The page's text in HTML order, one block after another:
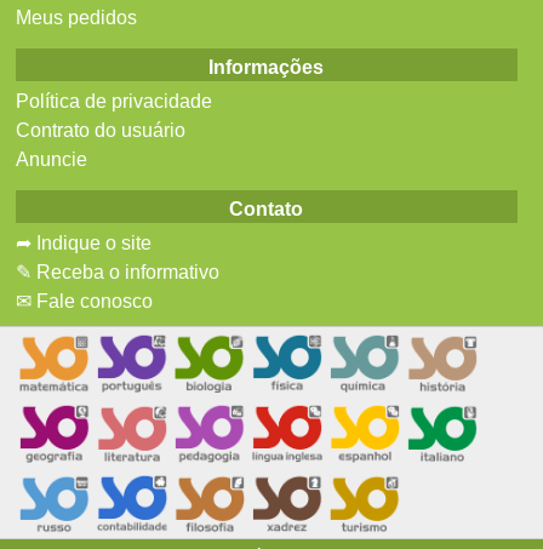
Meus pedidos
Informações
Política de privacidade
Contrato do usuário
Anuncie
Contato
➦ Indique o site
✎ Receba o informativo
✉ Fale conosco